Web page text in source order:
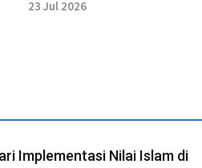
23 Jul 2026
Implementasi Nilai Islam di